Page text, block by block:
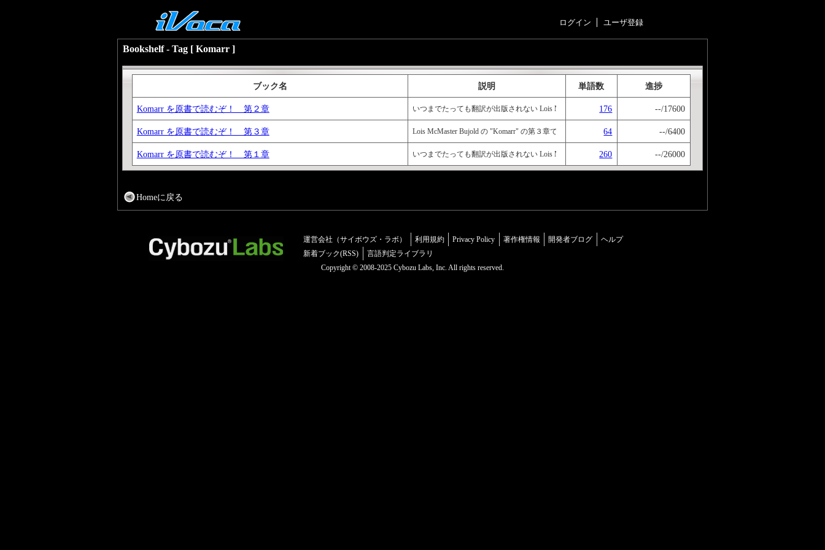
ログイン ユーザ登録
Bookshelf - Tag [ Komarr ]
ブック名 説明 単語数 進捗
Komarr を原書で読むぞ！ 第２章 いつまでたっても翻訳が出版されない Lois McMaster Bujold の "Komarr" を原書で読むぞ！ の第２章。 "the Time of
176 --/17600
Komarr を原書で読むぞ！ 第３章 Lois McMaster Bujold の "Komarr" の第３章で使われている単語をまとめ中。 それにしても「コマール」はいつになったら
64 --/6400
Komarr を原書で読むぞ！ 第１章 いつまでたっても翻訳が出版されない Lois McMaster Bujold の "Komarr" を原書で読むぞ！ いちいち辞書引かなくてもいい
260 --/26000
Homeに戻る
運営会社（サイボウズ・ラボ） 利用規約 Privacy Policy 著作権情報 開発者ブログ
ヘルプ
新着ブック(RSS)
言語判定ライブラリ
Copyright © 2008-2025 Cybozu Labs, Inc. All rights reserved.